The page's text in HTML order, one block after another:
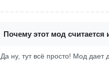
Почему этот мод
Да ну, тут всё просто! Мод